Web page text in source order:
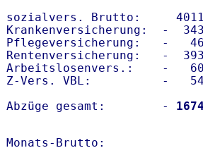
sozialvers. Brutto:
Krankenversicherung:  -
Pflegeversicherung:   -
Rentenversicherung:   -
Arbeitslosenvers.:    -
Z-Vers. VBL:          -
Abzüge gesamt:        -
Monats-